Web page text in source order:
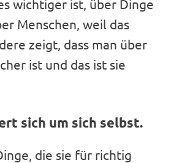
wichtiger ist, über Dinge
Menschen, weil das
zeigt, dass man über
ist und das ist sie
sich um sich selbst.
die sie für richtig